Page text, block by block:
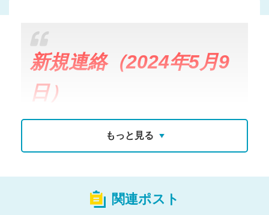
新規連絡（2024年5月9
日）
皆様のご支援のおかげでたくさんの新入部員が入って
12名
もともと第二目標に向けてプロジェクトを継続する意
向でしたが、たくさんの部員が入ってくれたことによ
もっと見る
関連ポスト